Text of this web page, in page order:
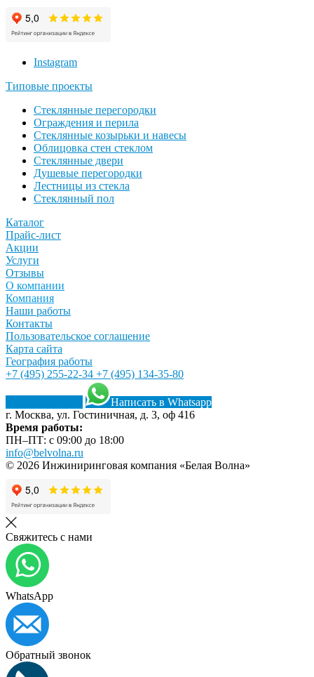
Instagram
Типовые проекты
Cтеклянные перегородки
Ограждения и перила
Стеклянные козырьки и навесы
Облицовка стен стеклом
Стеклянные двери
Душевые перегородки
Лестницы из стекла
Стеклянный пол
Каталог
Прайс-лист
Акции
Услуги
Отзывы
О компании
Компания
Наши работы
Контакты
Пользовательское соглашение
Карта сайта
География работы
+7 (495) 255-22-34 +7 (495) 134-35-80
Написать в Whatsapp
г. Москва, ул. Гостиничная, д. 3, оф 416
Время работы:
ПН–ПТ: с 09:00 до 18:00
info@belvolna.ru
© 2026 Инжиниринговая компания «Белая Волна»
Свяжитесь с нами
WhatsApp
Обратный звонок